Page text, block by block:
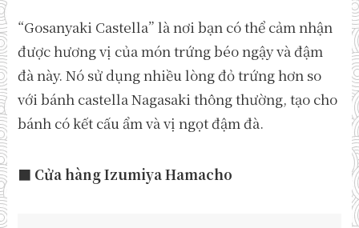
“Gosanyaki Castella” là nơi bạn có thể cảm nhận
được hương vị của món trứng béo ngậy và đậm
đà này. Nó sử dụng nhiều lòng đỏ trứng hơn so
với bánh castella Nagasaki thông thường, tạo cho
bánh có kết cấu ẩm và vị ngọt đậm đà.
■ Cửa hàng Izumiya Hamacho